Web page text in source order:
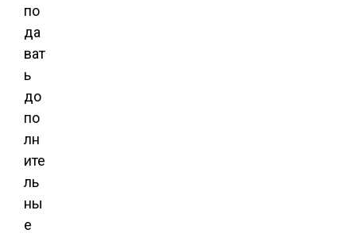
по
да
ват
ь
до
по
лн
ите
ль
ны
е